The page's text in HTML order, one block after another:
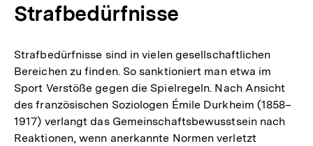
Strafbedürfnisse
Strafbedürfnisse sind in vielen gesellschaftlichen
Bereichen zu finden. So sanktioniert man etwa im
Sport Verstöße gegen die Spielregeln. Nach Ansicht
des französischen Soziologen Émile Durkheim (1858–
1917) verlangt das Gemeinschaftsbewusstsein nach
Reaktionen, wenn anerkannte Normen verletzt